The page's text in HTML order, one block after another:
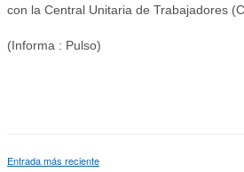
con la Central Unitaria de Trabajadores
(Informa : Pulso)
Entrada más reciente